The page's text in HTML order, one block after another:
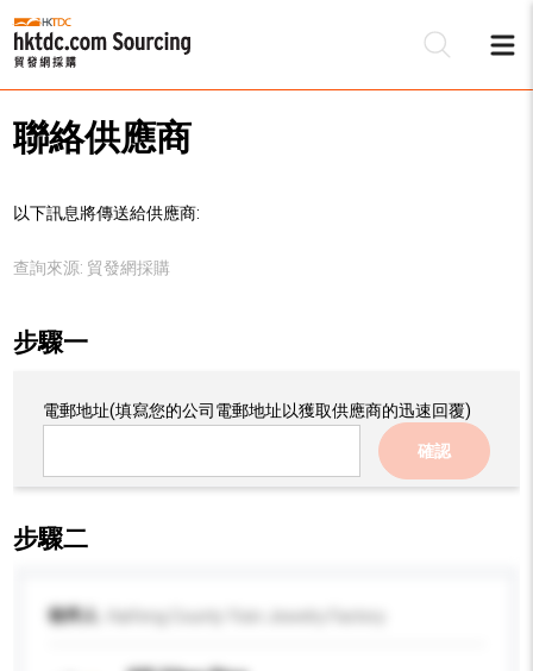
聯絡供應商
以下訊息將傳送給供應商:
查詢來源: 貿發網採購
步驟一
電郵地址(填寫您的公司電郵地址以獲取供應商的迅速回覆)
確認
步驟二
收件人